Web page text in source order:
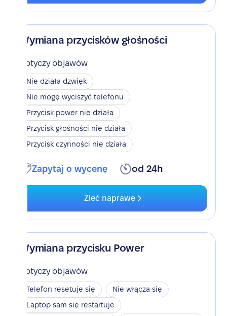
Wymiana przycisków głośności
Dotyczy objawów
Nie działa dzwięk
Nie mogę wyciszyć telefonu
Przycisk power nie działa
Przycisk głośności nie działa
Przycisk czynności nie działa
Zapytaj o wycenę od 24h
Zleć naprawę
Wymiana przycisku Power
Dotyczy objawów
Telefon resetuje się
Nie włącza się
Laptop sam się restartuje